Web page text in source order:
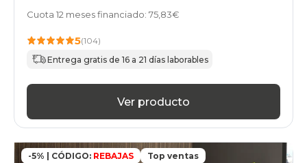
Cuota 12 meses financiado: 75,83€
5(104)
Entrega gratis de 16 a 21 días laborables
Ver producto
-5% | CÓDIGO: REBAJAS Top ventas